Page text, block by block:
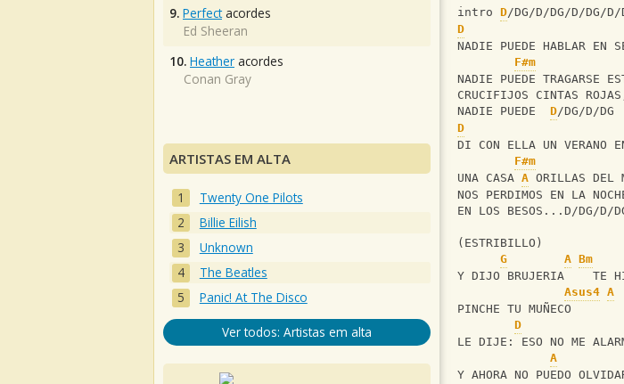
intro D/DG/D/DG/D/DG/D/
D
NADIE PUEDE HABLAR EN
F#m
NADIE PUEDE TRAGARSE
CRUCIFIJOS CINTAS
NADIE PUEDE D/DG/D/DG
D
DI CON ELLA UN VERANO
F#m
UNA CASA A ORILLAS DEL
NOS PERDIMOS EN LA
EN LOS BESOS...D/DG/D/
(ESTRIBILLO)
G
A Bm
Y DIJO BRUJERIA    TE
Asus4 A
PINCHE TU MUÑECO
D
LE DIJE: ESO NO ME
A
Y AHORA NO PUEDO
9. Perfectacordes
Ed Sheeran
10. Heather acordes
Conan Gray
ARTISTAS EM ALTA
Twenty One Pilots
Billie Eilish
Unknown
The Beatles
Panic! At The Disco
Ver todos: Artistas em alta